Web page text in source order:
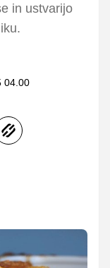
in ustvarijo
04.00